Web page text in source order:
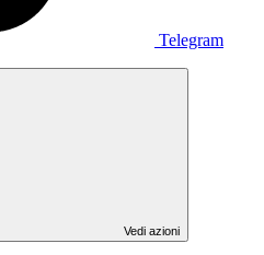
Telegram
Vedi azioni